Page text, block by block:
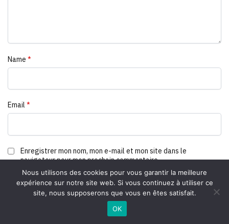
Name *
Email *
Enregistrer mon nom, mon e-mail et mon site dans le
navigateur pour mon prochain commentaire.
2430000016417
Nous utilisons des cookies pour vous garantir la meilleure
expérience sur notre site web. Si vous continuez à utiliser ce
site, nous supposerons que vous en êtes satisfait.
OK